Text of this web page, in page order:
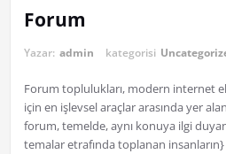
Forum
Yazar: admin kategorisi
Forum toplulukları, modern internet
için en işlevsel araçlar arasında yer
forum, temelde, aynı konuya ilgi
temalar etrafında toplanan